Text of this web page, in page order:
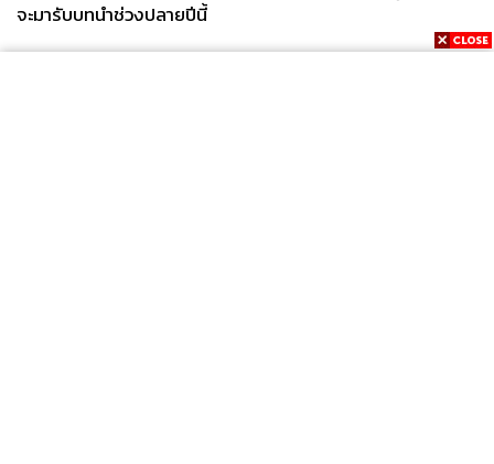
จะมารับบทนำช่วงปลายปีนี้